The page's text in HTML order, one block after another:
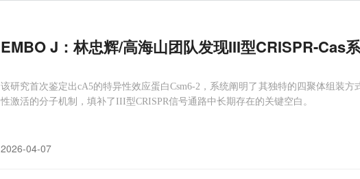
EMBO J：林忠辉/高海山团队发现III型CRISPR-Cas
该研究首次鉴定出cA5的特异性效应蛋白Csm6-2，系统阐明了其独特的四聚体组装方
性激活的分子机制，填补了III型CRISPR信号通路中长期存在的关键空白。
2026-04-07